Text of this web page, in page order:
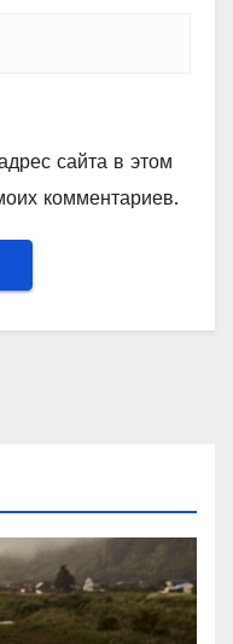
сайта в этом
комментариев.